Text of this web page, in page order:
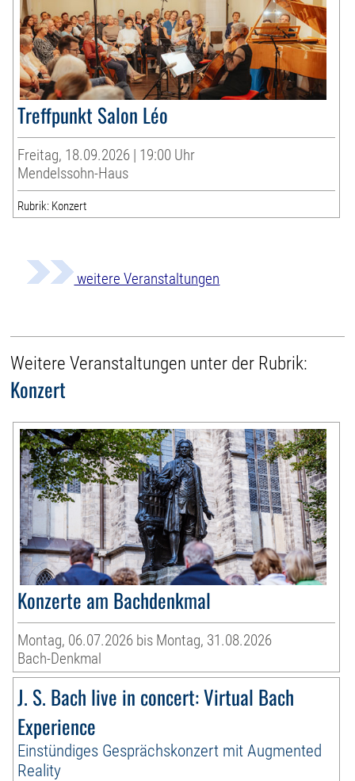
Treffpunkt Salon Léo
Freitag, 18.09.2026 | 19:00 Uhr
Mendelssohn-Haus
Rubrik: Konzert
weitere Veranstaltungen
Weitere Veranstaltungen unter der Rubrik:
Konzert
Konzerte am Bachdenkmal
Montag, 06.07.2026 bis Montag, 31.08.2026
Bach-Denkmal
J. S. Bach live in concert: Virtual Bach
Experience
Einstündiges Gesprächskonzert mit Augmented
Reality